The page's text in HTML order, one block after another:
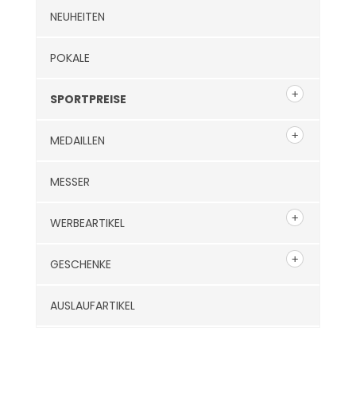
NEUHEITEN
POKALE
SPORTPREISE
MEDAILLEN
MESSER
WERBEARTIKEL
GESCHENKE
AUSLAUFARTIKEL